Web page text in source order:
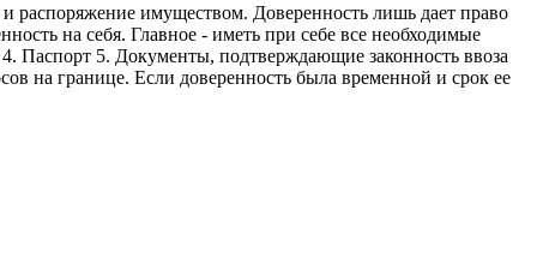
и распоряжение имуществом. Доверенность лишь дает право
на себя. Главное - иметь при себе все необходимые
Паспорт 5. Документы, подтверждающие законность ввоза
на границе. Если доверенность была временной и срок ее